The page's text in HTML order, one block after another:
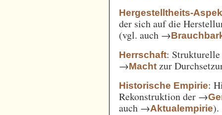
Hergestelltheits-
der sich auf die
(vgl. auch →
Herrschaft: Strukturelle
→Macht zur
Historische Empirie:
Rekonstruktion der →
auch →Aktualempirie).